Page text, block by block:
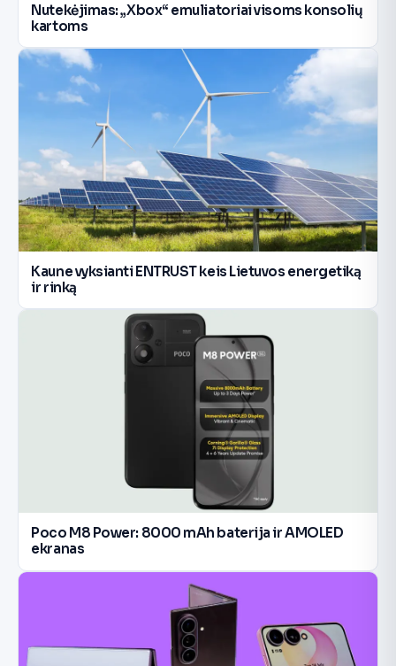
Nutekėjimas: „Xbox“ emuliatoriai visoms konsolių
kartoms
Kaune vyksianti ENTRUST keis Lietuvos energetiką
ir rinką
Poco M8 Power: 8000 mAh baterija ir AMOLED
ekranas